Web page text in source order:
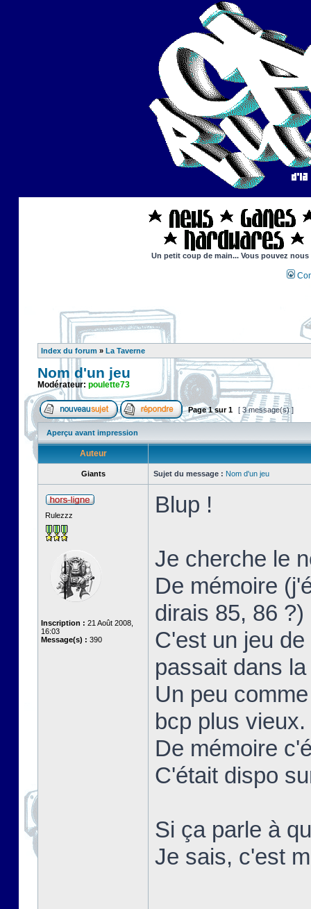
Un petit coup de main... Vous pouvez
Index du forum » La Taverne
Nom d'un jeu
Modérateur: poulette73
Page1sur1 [ 3 message(s) ]
Aperçu avant impression
Auteur
Giants Sujet du message : Nom d'un jeu
Rulezzz
Inscription : 21 Août 2008,
16:03
Message(s) : 390
Blup !
Je cherche le
De mémoire
dirais 85, 86 ?)
C'est un jeu
passait dans
Un peu
bcp plus vieux.
De mémoire
C'était dispo
Si ça parle à
Je sais, c'est